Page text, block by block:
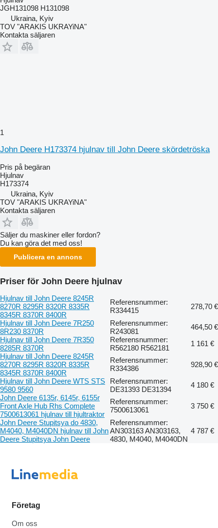
JGH131098 H131098
Ukraina, Kyiv
TOV "ARAKIS UKRAYiNA"
Kontakta säljaren
1
John Deere H173374 hjulnav till John Deere skördetröska
Pris på begäran
Hjulnav
H173374
Ukraina, Kyiv
TOV "ARAKIS UKRAYiNA"
Kontakta säljaren
Säljer du maskiner eller fordon?
Du kan göra det med oss!
Publicera en annons
Priser för John Deere hjulnav
Hjulnav till John Deere 8245R
8270R 8295R 8320R 8335R
8345R 8370R 8400R
Referensnummer:
R334415
278,70 €
Hjulnav till John Deere 7R250
8R230 8370R
Referensnummer:
R243081
464,50 €
Hjulnav till John Deere 7R350
8285R 8370R
Referensnummer:
R562180 R562181
1 161 €
Hjulnav till John Deere 8245R
8270R 8295R 8320R 8335R
8345R 8370R 8400R
Referensnummer:
R334386
928,90 €
Hjulnav till John Deere WTS STS
9580 9560
Referensnummer:
DE31393 DE31394
4 180 €
John Deere 6135r, 6145r, 6155r
Front Axle Hub Rhs Complete
7500613061 hjulnav till hjultraktor
Referensnummer:
7500613061
3 750 €
John Deere Stupitsya do 4830,
M4040, M4040DN hjulnav till John
Deere Stupitsya John Deere
Referensnummer:
AN303163 AN303163,
4830, M4040, M4040DN
4 787 €
Företag
Om oss